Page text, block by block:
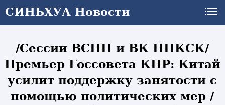
СИНЬХУА Новости
СИНЬХУА Новости
/Сессии ВСНП и ВК НПКСК/
Премьер Госсовета КНР: Китай
усилит поддержку занятости с
помощью политических мер /